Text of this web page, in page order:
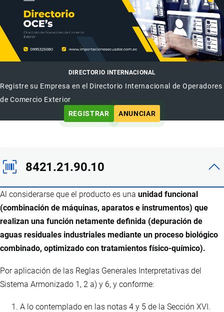
DIRECTORIO INTERNACIONAL
Registre su Empresa en el Directorio Internacional de Operadores
de Comercio Exterior
REGISTRAR
ANUNCIAR
8421.21.90.10
Al considerarse que el producto es una unidad funcional
(combinación de máquinas, aparatos e instrumentos) que
realizan una función netamente definida (depuración de
aguas residuales industriales mediante un proceso biológico
combinado, optimizado con tratamientos físico-químico).
Por aplicación de las Reglas Generales Interpretativas del
Sistema Armonizado 1, 2 a) y 6, y conforme:
A lo contemplado en las notas 4 y 5 de la Sección XVI.